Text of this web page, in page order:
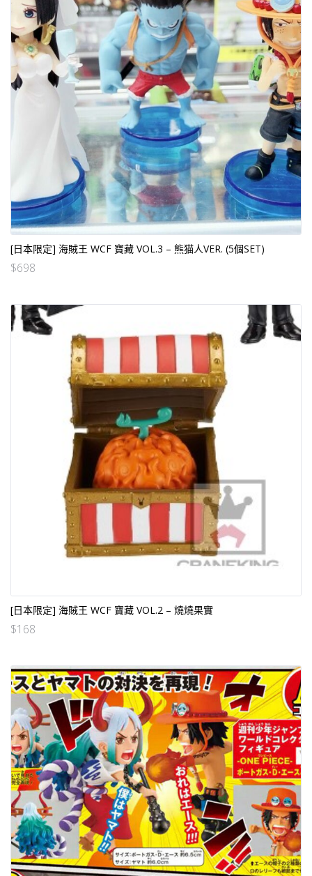
[日本限定] 海賊王 WCF 寶藏 VOL.3 – 熊猫人VER. (5個SET)
$698
[日本限定] 海賊王 WCF 寶藏 VOL.2 – 燒燒果實
$168